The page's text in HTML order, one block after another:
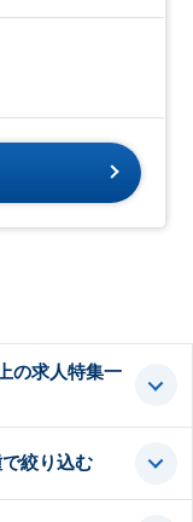
の求人特集一
絞り込む